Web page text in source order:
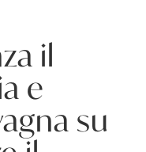
il
e
su